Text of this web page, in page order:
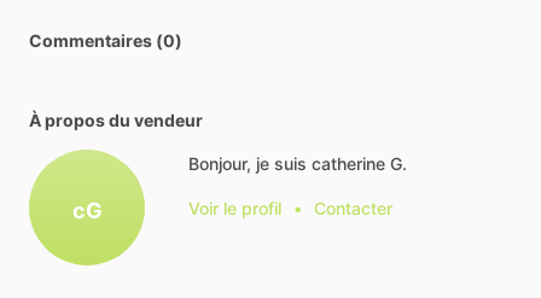
Commentaires (0)
À propos du vendeur
cG
Bonjour, je suis catherine G.
Voir le profil • Contacter